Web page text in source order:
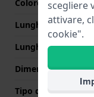
Colore Chiusura
Lunghezza Parte
Lunghezza Parte
Dimensione del
Tipo di montatura
scegliere
attivare,
cookie".